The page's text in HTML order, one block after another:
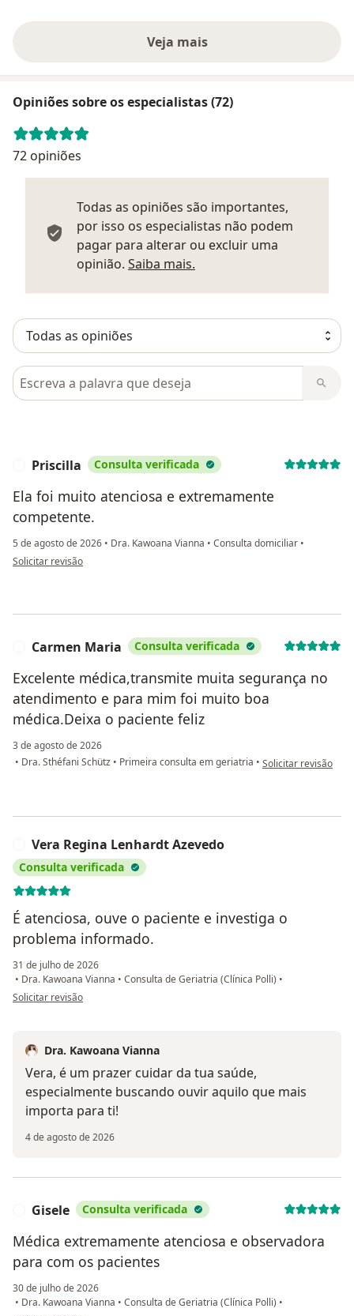
Veja mais
Opiniões sobre os especialistas (72)
72 opiniões
Todas as opiniões são importantes,
por isso os especialistas não podem
pagar para alterar ou excluir uma
opinião. Saiba mais.
Pesquisar em opiniões
Priscilla Consulta verificada
Ela foi muito atenciosa e extremamente
competente.
5 de agosto de 2026 • Dra. Kawoana Vianna • Consulta domiciliar •
na opinião do utilizador Priscilla
Solicitar revisão
Carmen Maria Consulta verificada
Excelente médica,transmite muita segurança no
atendimento e para mim foi muito boa
médica.Deixa o paciente feliz
3 de agosto de 2026
• Dra. Sthéfani Schütz • Primeira consulta em geriatria • na opinião do
Solicitar revisão
Vera Regina Lenhardt Azevedo
Consulta verificada
É atenciosa, ouve o paciente e investiga o
problema informado.
31 de julho de 2026
• Dra. Kawoana Vianna • Consulta de Geriatria (Clínica Polli) •
na opinião do utilizador Vera Regina Lenhardt Azevedo
Solicitar revisão
Dra. Kawoana Vianna
Vera, é um prazer cuidar da tua saúde,
especialmente buscando ouvir aquilo que mais
importa para ti!
4 de agosto de 2026
Gisele Consulta verificada
Médica extremamente atenciosa e observadora
para com os pacientes
30 de julho de 2026
• Dra. Kawoana Vianna • Consulta de Geriatria (Clínica Polli) •